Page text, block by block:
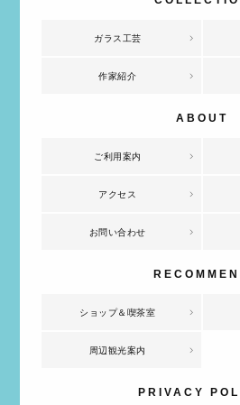
ガラス工芸
作家紹介
ご利用案内
アクセス
お問い合わせ
ショップ＆喫茶室
周辺観光案内